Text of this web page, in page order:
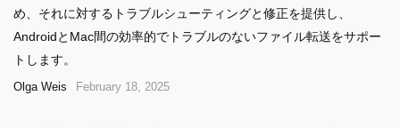
め、それに対するトラブルシューティングと修正を提供し、
AndroidとMac間の効率的でトラブルのないファイル転送をサポー
トします。
Olga Weis February 18, 2025